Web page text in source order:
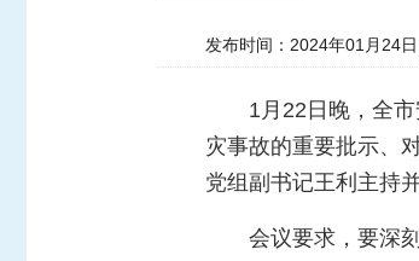
发布时间：2024年01月24
1月22日晚，全
灾事故的重要批示、
党组副书记王利主持并
会议要求，要深